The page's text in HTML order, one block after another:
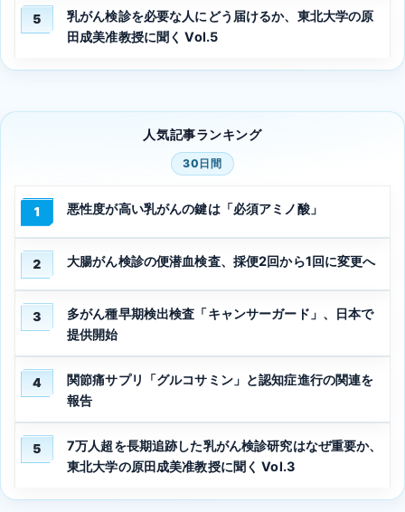
5
乳がん検診を必要な人にどう届けるか、東北大学の原
田成美准教授に聞く Vol.5
人気記事ランキング
30日間
1 悪性度が高い乳がんの鍵は「必須アミノ酸」
2 大腸がん検診の便潜血検査、採便2回から1回に変更へ
3
多がん種早期検出検査「キャンサーガード」、日本で
提供開始
4
関節痛サプリ「グルコサミン」と認知症進行の関連を
報告
5
7万人超を長期追跡した乳がん検診研究はなぜ重要か、
東北大学の原田成美准教授に聞く Vol.3